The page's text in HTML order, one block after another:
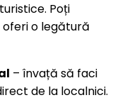
Poți
o legătură
– învață să faci
de la localnici.